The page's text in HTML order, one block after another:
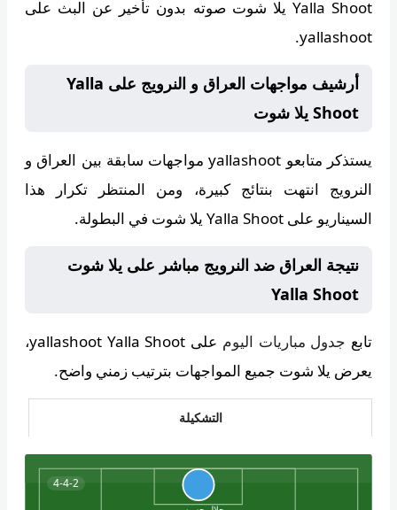
Yalla Shoot يلا شوت
صوته بدون تأخير عن البث على
yallashoot.
أرشيف مواجهات العراق و النرويج على Yalla
Shoot يلا شوت
يستذكر متابعو yallashootمواجهات سابقة بين العراق و
النرويج انتهت بنتائج كبيرة، ومن المنتظر تكرار هذا
السيناريو على Yalla Shoot يلا شوت في البطولة.
نتيجة العراق ضد النرويج مباشر على يلا شوت
Yalla Shoot
تابع جدول مباريات اليوم على yallashoot Yalla Shoot،
يعرض يلا شوت جميع المواجهات بترتيب زمني واضح.
التشكيلة
4-4-2